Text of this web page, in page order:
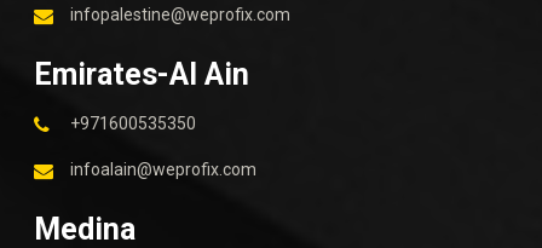
infopalestine@weprofix.com
Emirates-Al Ain
+971600535350
infoalain@weprofix.com
Medina